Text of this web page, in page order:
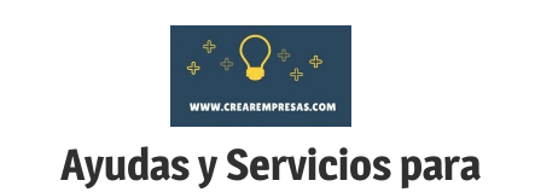
Ayudas y Servicios para